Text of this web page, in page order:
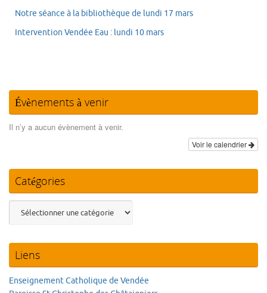
Notre séance à la bibliothèque de lundi 17 mars
Intervention Vendée Eau : lundi 10 mars
Évènements à venir
Il n’y a aucun évènement à venir.
Voir le calendrier
Catégories
Liens
Enseignement Catholique de Vendée